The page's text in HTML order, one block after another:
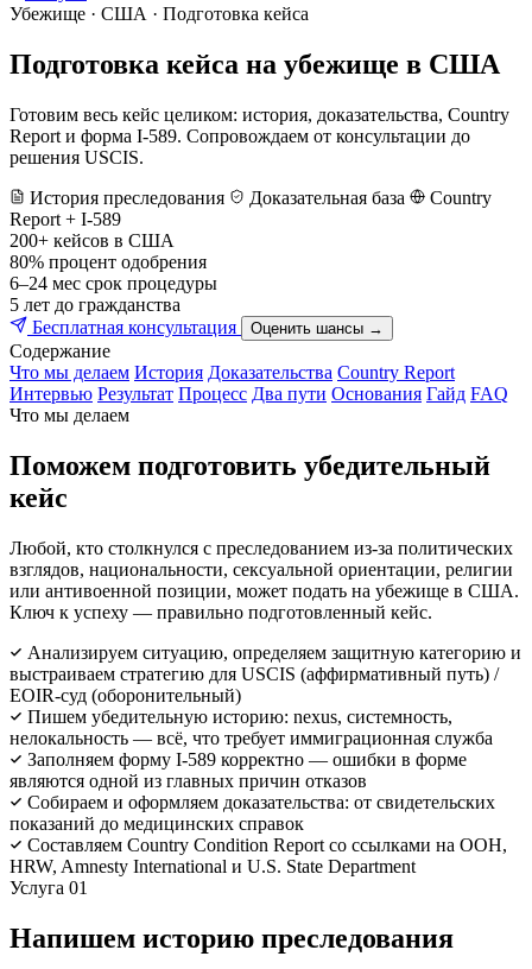
Убежище · США · Подготовка кейса
Подготовка кейса на убежище в США
Готовим весь кейс целиком: история, доказательства, Country
Report и форма I-589. Сопровождаем от консультации до
решения USCIS.
История преследования
Доказательная база
Country
Report + I-589
200+ кейсов в США
80% процент одобрения
6–24 мес срок процедуры
5 лет до гражданства
Бесплатная консультация
Оценить шансы →
Содержание
Что мы делаем История Доказательства Country Report
Интервью Результат Процесс Два пути Основания Гайд FAQ
Что мы делаем
Поможем подготовить убедительный
кейс
Любой, кто столкнулся с преследованием из-за политических
взглядов, национальности, сексуальной ориентации, религии
или антивоенной позиции, может подать на убежище в США.
Ключ к успеху — правильно подготовленный кейс.
Анализируем ситуацию, определяем защитную категорию и
выстраиваем стратегию для USCIS (аффирмативный путь) /
EOIR-суд (оборонительный)
Пишем убедительную историю: nexus, системность,
нелокальность — всё, что требует иммиграционная служба
Заполняем форму I-589 корректно — ошибки в форме
являются одной из главных причин отказов
Собираем и оформляем доказательства: от свидетельских
показаний до медицинских справок
Составляем Country Condition Report со ссылками на ООН,
HRW, Amnesty International и U.S. State Department
Услуга 01
Напишем историю преследования